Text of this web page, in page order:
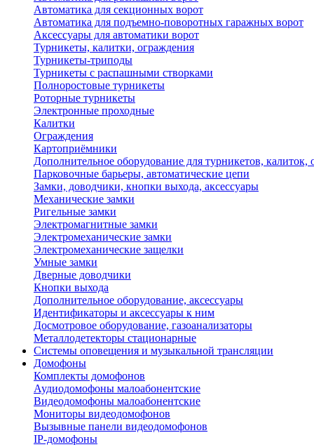
Автоматика для секционных ворот
Автоматика для подъемно-поворотных гаражных ворот
Аксессуары для автоматики ворот
Турникеты, калитки, ограждения
Турникеты-триподы
Турникеты с распашными створками
Полноростовые турникеты
Роторные турникеты
Электронные проходные
Калитки
Ограждения
Картоприёмники
Дополнительное оборудование для турникетов, калиток,
Парковочные барьеры, автоматические цепи
Замки, доводчики, кнопки выхода, аксессуары
Механические замки
Ригельные замки
Электромагнитные замки
Электромеханические замки
Электромеханические защелки
Умные замки
Дверные доводчики
Кнопки выхода
Дополнительное оборудование, аксессуары
Идентификаторы и аксессуары к ним
Досмотровое оборудование, газоанализаторы
Металлодетекторы стационарные
Системы оповещения и музыкальной трансляции
Домофоны
Комплекты домофонов
Аудиодомофоны малоабонентские
Видеодомофоны малоабонентские
Мониторы видеодомофонов
Вызывные панели видеодомофонов
IP-домофоны